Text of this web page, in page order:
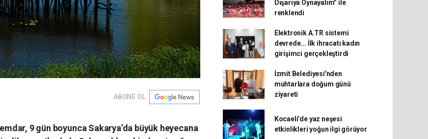
ABONE OL
9 gün boyunca Sakarya’da büyük heyecana
Dışarıya Oynayalım” ile
renklendi
Elektronik A.TR sistemi
devrede... İlk ihracatı kadın
girişimci gerçekleştirdi
İzmit Belediyesi'nden
muhtarlara doğum günü
ziyareti
Kocaeli’de yaz neşesi
etkinlikleri yoğun ilgi görüyor